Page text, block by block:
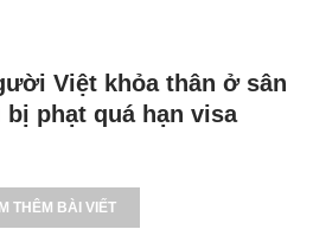
Việt khỏa thân ở sân
phạt quá hạn visa
THÊM BÀI VIẾT